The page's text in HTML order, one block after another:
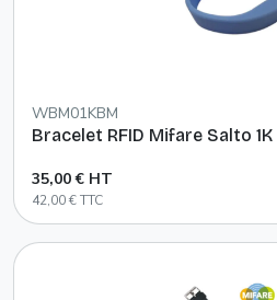
WBM01KBM
Bracelet RFID Mifare Salto
35,00 € HT
42,00 € TTC